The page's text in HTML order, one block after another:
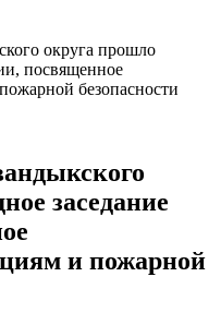
округа прошло
посвященное
безопасности
заседание
и пожарной